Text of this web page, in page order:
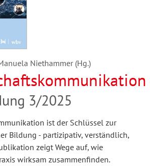
Niethammer (Hg.)
3/2025
ist der Schlüssel zur
Bildung - partizipativ, verständlich,
zeigt Wege auf, wie
wirksam zusammenfinden.